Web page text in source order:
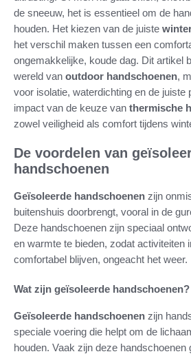
de sneeuw, het is essentieel om de
houden. Het kiezen van de juiste
het verschil maken tussen een
ongemakkelijke, koude dag. Dit artikel
wereld van outdoor handschoenen,
voor isolatie, waterdichting en de
impact van de keuze van thermische
zowel veiligheid als comfort tijdens
De voordelen van
handschoenen
Geïsoleerde handschoenen zijn
buitenshuis doorbrengt, vooral in de
Deze handschoenen zijn speciaal
en warmte te bieden, zodat activiteiten
comfortabel blijven, ongeacht het weer.
Wat zijn geïsoleerde handschoenen?
Geïsoleerde handschoenen zijn
speciale voering die helpt om de
houden. Vaak zijn deze handschoenen